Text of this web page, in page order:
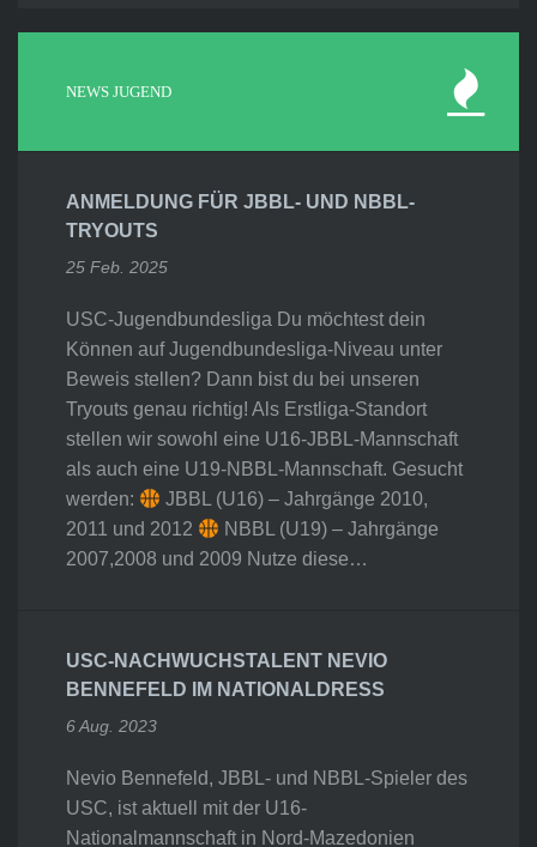
NEWS JUGEND
ANMELDUNG FÜR JBBL- UND NBBL-
TRYOUTS
25 Feb. 2025
USC-Jugendbundesliga Du möchtest dein
Können auf Jugendbundesliga-Niveau unter
Beweis stellen? Dann bist du bei unseren
Tryouts genau richtig! Als Erstliga-Standort
stellen wir sowohl eine U16-JBBL-Mannschaft
als auch eine U19-NBBL-Mannschaft. Gesucht
werden:
JBBL (U16) – Jahrgänge 2010,
2011 und 2012
NBBL (U19) – Jahrgänge
2007,2008 und 2009 Nutze diese…
USC-NACHWUCHSTALENT NEVIO
BENNEFELD IM NATIONALDRESS
6 Aug. 2023
Nevio Bennefeld, JBBL- und NBBL-Spieler des
USC, ist aktuell mit der U16-
Nationalmannschaft in Nord-Mazedonien